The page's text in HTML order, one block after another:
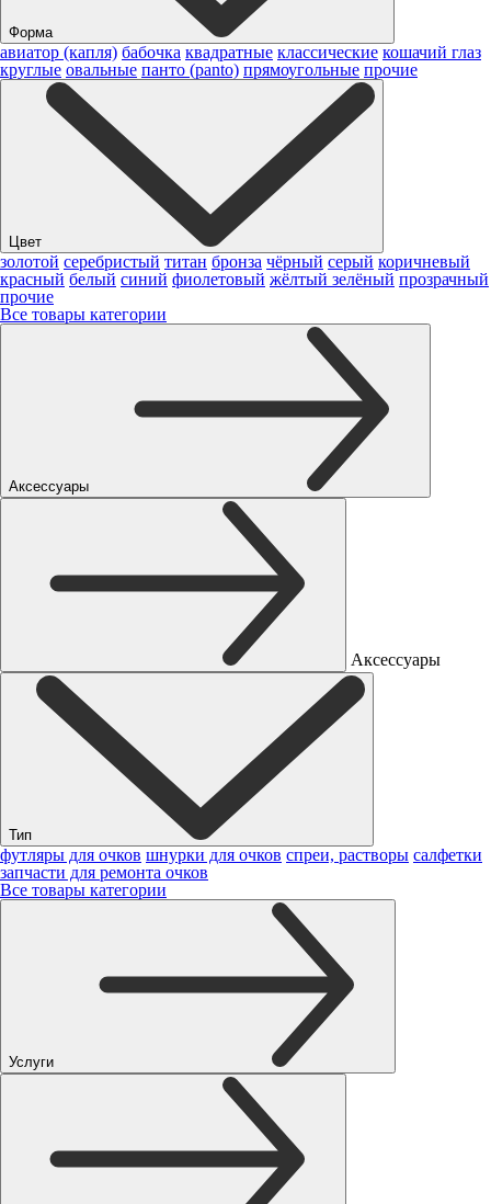
Форма
авиатор (капля) бабочка квадратные классические кошачий глаз
круглые овальные панто (panto) прямоугольные прочие
Цвет
золотой серебристый титан бронза чёрный серый коричневый
красный белый синий фиолетовый жёлтый зелёный прозрачный
прочие
Все товары категории
Аксессуары
Аксессуары
Тип
футляры для очков шнурки для очков спреи, растворы салфетки
запчасти для ремонта очков
Все товары категории
Услуги